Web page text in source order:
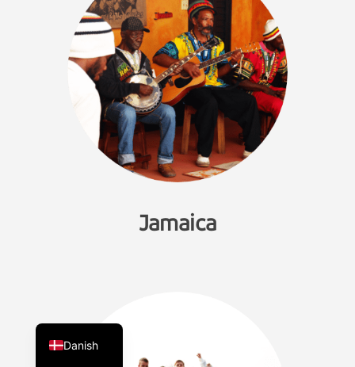
Jamaica
Danish